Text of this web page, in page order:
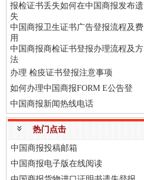
报检证书丢失如何在中国商报发布遗
失
中国商报卫生证书广告登报流程及费
用
中国商报商检证书登报办理流程及方
法
办理 检疫证书登报注意事项
如何办理中国商报FORM E公告登
中国商报新闻热线电话
热门点击
中国商报投稿邮箱
中国商报电子版在线阅读